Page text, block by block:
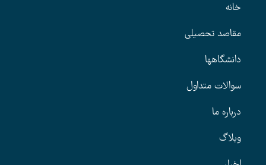
خانه
مقاصد تحصیلی
دانشگاهها
سوالات متداول
درباره ما
وبلاگ